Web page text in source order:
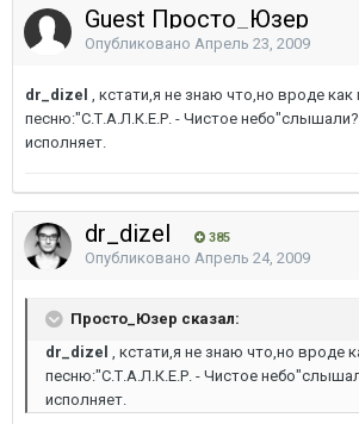
Guest Просто_Юзер
Опубликовано Апрель 23, 2009
dr_dizel , кстати,я не знаю что,но вроде как
песню:"С.Т.А.Л.К.Е.Р. - Чистое
исполняет.
dr_dizel 385
Опубликовано Апрель 24, 2009
Просто_Юзер сказал:
dr_dizel , кстати,я не знаю что,но вроде
песню:"С.Т.А.Л.К.Е.Р. - Чистое
исполняет.